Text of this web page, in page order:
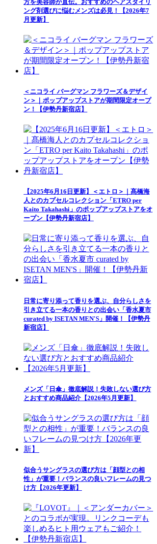
方を美容師が直伝。おすすめのヘアスタイリ
ング剤選びに悩むメンズは必見！【2026年7
月更新】
＜ニコライ バーグマン フラワーズ＆デザイ
ン＞｜ポップアップストアが期間限定オープ
ン！【伊勢丹新宿店】
【2025年6月16日更新】＜エトロ＞｜髙橋海
人とのカプセルコレクション「ETRO per
Kaito Takahashi」のポップアップストアをオ
ープン【伊勢丹新宿店】
日常に寄り添って香りを選ぶ、自分らしさを
引き立てる一本の香りとの出会い「香水夏市
curated by ISETAN MEN'S」開催！【伊勢丹
新宿店】
メンズ「日傘」徹底解説！失敗しない選び方
とおすすめ商品紹介【2026年5月更新】
似合うサングラスの選び方は「顔型との相
性」が重要！バランスの良いフレームの見つ
け方【2026年更新】